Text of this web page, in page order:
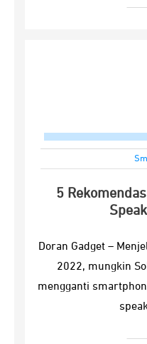
5
Doran Gadget –
2022, mungkin
mengganti